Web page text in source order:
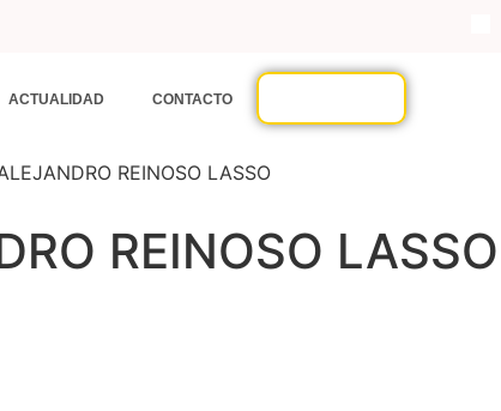
ACTUALIDAD CONTACTO
REINOSO LASSO
REINOSO LASSO